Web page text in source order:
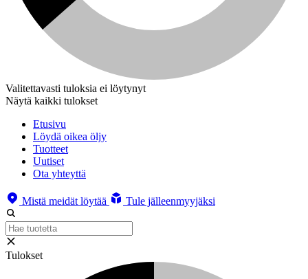
Valitettavasti tuloksia ei löytynyt
Näytä kaikki tulokset
Etusivu
Löydä oikea öljy
Tuotteet
Uutiset
Ota yhteyttä
Mistä meidät löytää Tule jälleenmyyjäksi
Tulokset